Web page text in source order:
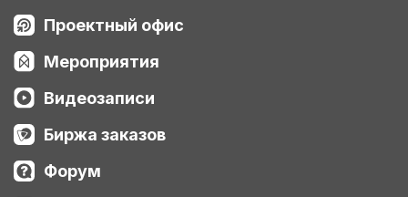
Проектный офис
Мероприятия
Видеозаписи
Биржа заказов
Форум